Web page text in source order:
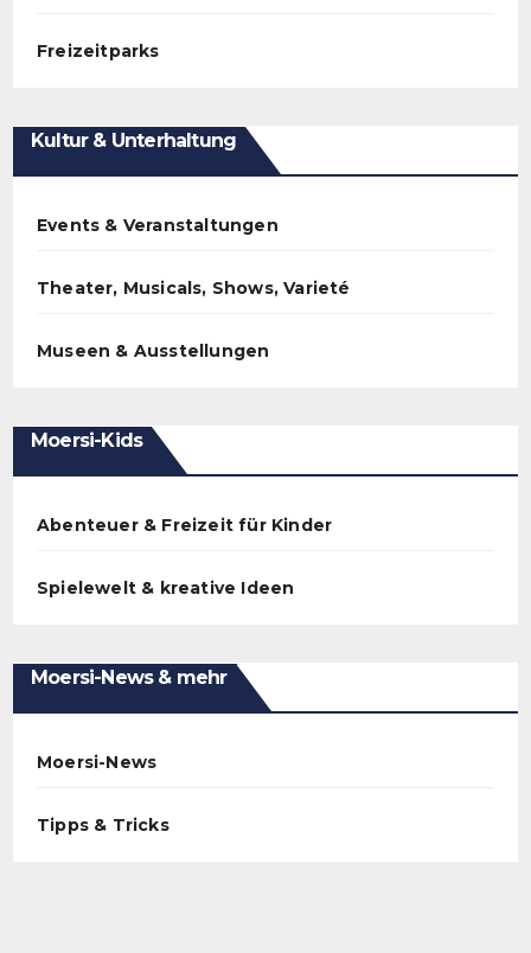
Freizeitparks
Kultur & Unterhaltung
Events & Veranstaltungen
Theater, Musicals, Shows, Varieté
Museen & Ausstellungen
Moersi-Kids
Abenteuer & Freizeit für Kinder
Spielewelt & kreative Ideen
Moersi-News & mehr
Moersi-News
Tipps & Tricks